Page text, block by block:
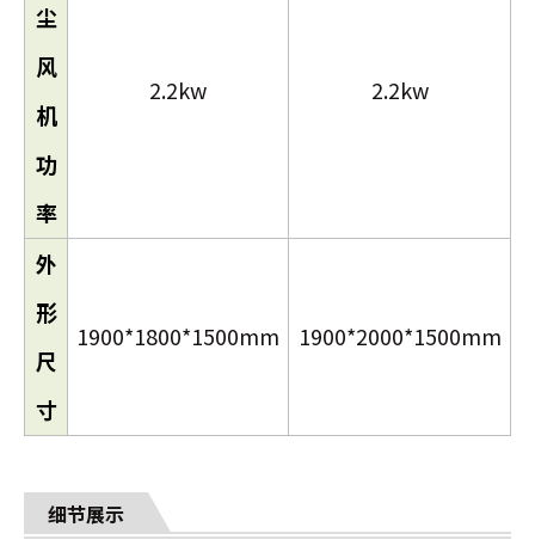
尘
风
机
功
率
2.2kw 2.2kw
外
形
尺
寸
1900*1800*1500mm 1900*2000*1500mm
细节展示